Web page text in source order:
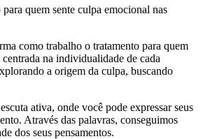
quem sente culpa emocional nas
como trabalho o tratamento para quem
na individualidade de cada
a origem da culpa, buscando
ativa, onde você pode expressar seus
Através das palavras, conseguimos
dos seus pensamentos.